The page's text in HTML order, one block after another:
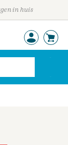
in huis